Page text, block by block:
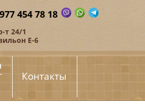
454 78 18
т 24/1
Е-6
Контакты